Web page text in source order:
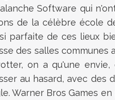
Software qui
de la célèbre école
parfaite de ces lieux
des salles
on a qu'une envie,
au hasard, avec des
Warner Bros Games